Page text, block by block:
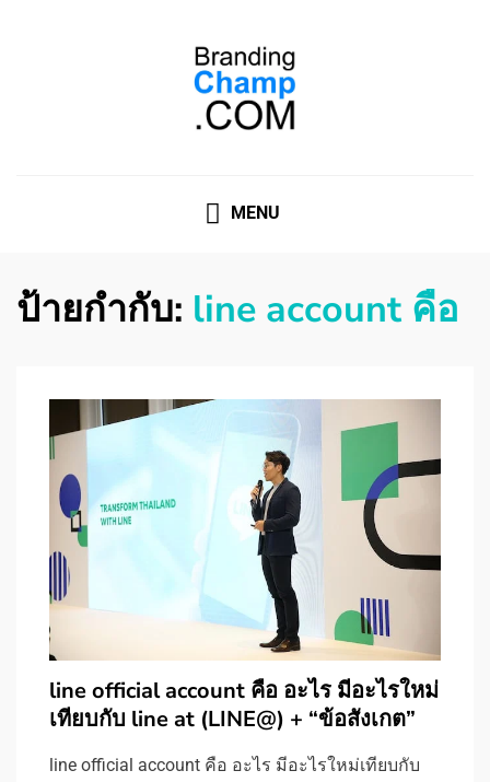
MENU
ป้ายกำกับ: line account คือ
line official account คือ อะไร มีอะไรใหม่
เทียบกับ line at (LINE@) + “ข้อสังเกต”
line official account คือ อะไร มีอะไรใหม่เทียบกับ